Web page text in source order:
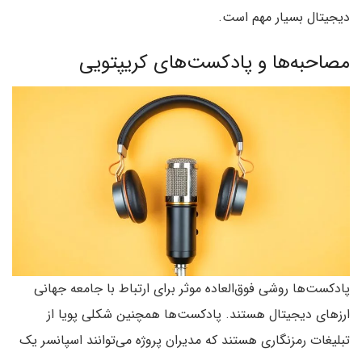
دیجیتال بسیار مهم است.
مصاحبه‌ها و پادکست‌های کریپتویی
پادکست‌ها روشی فوق‌العاده موثر برای ارتباط با جامعه جهانی
ارزهای دیجیتال هستند. پادکست‌ها همچنین شکلی پویا از
تبلیغات رمزنگاری هستند که مدیران پروژه می‌توانند اسپانسر یک